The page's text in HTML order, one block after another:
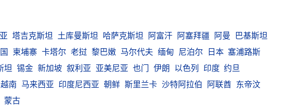
塔吉克斯坦 土库曼斯坦 哈萨克斯坦 阿富汗 阿塞拜疆 阿曼
巴基斯坦
柬埔寨 卡塔尔 老挝 黎巴嫩 马尔代夫 缅甸 尼泊尔 日本 塞浦路斯
坦 锡金 新加坡 叙利亚 亚美尼亚 也门 伊朗 以色列 印度 约旦
越南 马来西亚 印度尼西亚 朝鲜 斯里兰卡 沙特阿拉伯 阿联酋
东帝汶
蒙古